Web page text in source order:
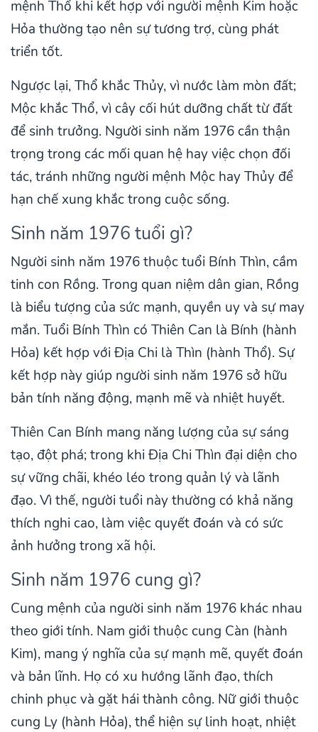
mệnh Thổ khi kết hợp với người mệnh Kim hoặc
Hỏa thường tạo nên sự tương trợ, cùng phát
triển tốt.
Ngược lại, Thổ khắc Thủy, vì nước làm mòn đất;
Mộc khắc Thổ, vì cây cối hút dưỡng chất từ đất
để sinh trưởng. Người sinh năm 1976 cần thận
trọng trong các mối quan hệ hay việc chọn đối
tác, tránh những người mệnh Mộc hay Thủy để
hạn chế xung khắc trong cuộc sống.
Sinh năm 1976 tuổi gì?
Người sinh năm 1976 thuộc tuổi Bính Thìn, cầm
tinh con Rồng. Trong quan niệm dân gian, Rồng
là biểu tượng của sức mạnh, quyền uy và sự may
mắn. Tuổi Bính Thìn có Thiên Can là Bính (hành
Hỏa) kết hợp với Địa Chi là Thìn (hành Thổ). Sự
kết hợp này giúp người sinh năm 1976 sở hữu
bản tính năng động, mạnh mẽ và nhiệt huyết.
Thiên Can Bính mang năng lượng của sự sáng
tạo, đột phá; trong khi Địa Chi Thìn đại diện cho
sự vững chãi, khéo léo trong quản lý và lãnh
đạo. Vì thế, người tuổi này thường có khả năng
thích nghi cao, làm việc quyết đoán và có sức
ảnh hưởng trong xã hội.
Sinh năm 1976 cung gì?
Cung mệnh của người sinh năm 1976 khác nhau
theo giới tính. Nam giới thuộc cung Càn (hành
Kim), mang ý nghĩa của sự mạnh mẽ, quyết đoán
và bản lĩnh. Họ có xu hướng lãnh đạo, thích
chinh phục và gặt hái thành công. Nữ giới thuộc
cung Ly (hành Hỏa), thể hiện sự linh hoạt, nhiệt